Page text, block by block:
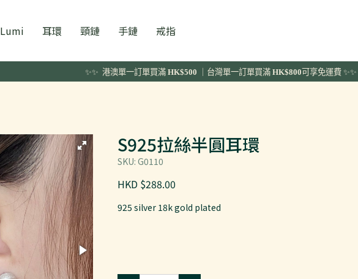
Lumi 耳環 頸鏈 手鏈 戒指
✨✨ 港澳單一訂單買滿 HK$500 ｜台灣單一訂單買滿 HK$800 可享免運費 ✨✨
S925拉絲半圓耳環
SKU: G0110
HKD $288.00
925 silver 18k gold plated